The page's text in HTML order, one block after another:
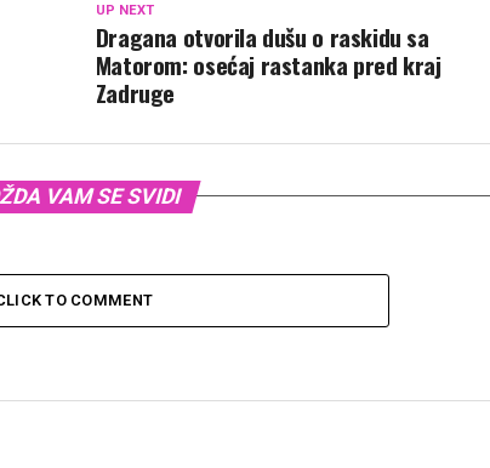
UP NEXT
Dragana otvorila dušu o raskidu sa
Matorom: osećaj rastanka pred kraj
Zadruge
VAM SE SVIDI
TO COMMENT